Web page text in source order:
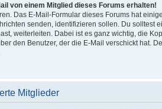
von einem Mitglied dieses Forums erhalten!
Das E-Mail-Formular dieses Forums hat
senden, identifizieren sollen. Du solltest
weiterleiten. Dabei ist es ganz wichtig, die
den Benutzer, der die E-Mail verschickt hat.
Mitglieder